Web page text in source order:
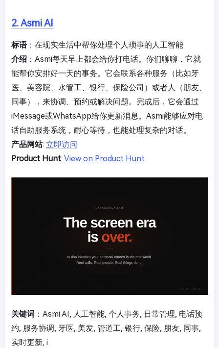
2. Asmi AI
标语：在现实生活中帮你处理个人琐事的人工智能
介绍 ：Asmi每天早上都会给你打电话。你们聊聊，它就
能帮你安排好一天的事务。它会联系各种服务（比如牙
医、美容院、水管工、银行、保险公司）或者人（朋友、
同事），来协调、预约或解决问题。完成后，它会通过
iMessage或WhatsApp给你更新消息。Asmi能够应对电
话自助服务系统，耐心等待，也能处理复杂的对话。
产品网站: 立即访问
Product Hunt: View on Product Hunt
关键词 ：Asmi AI, 人工智能, 个人事务, 日常管理, 电话预
约, 服务协调, 牙医, 美发, 管道工, 银行, 保险, 朋友, 同事,
实时更新, i